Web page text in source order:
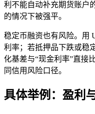
利不能自动补充期货账户
的情况下被强平。
稳定币融资也有风险。用
利率；若抵押品下跌或稳
化基差与“现金利率”直接
同信用风险口径。
具体举例：盈利